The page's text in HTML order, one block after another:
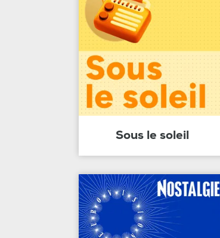
Sous le soleil